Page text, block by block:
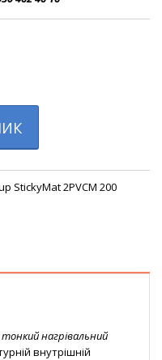
StickyMat 2PVCM 200
тонкий нагрівальний
внутрішній